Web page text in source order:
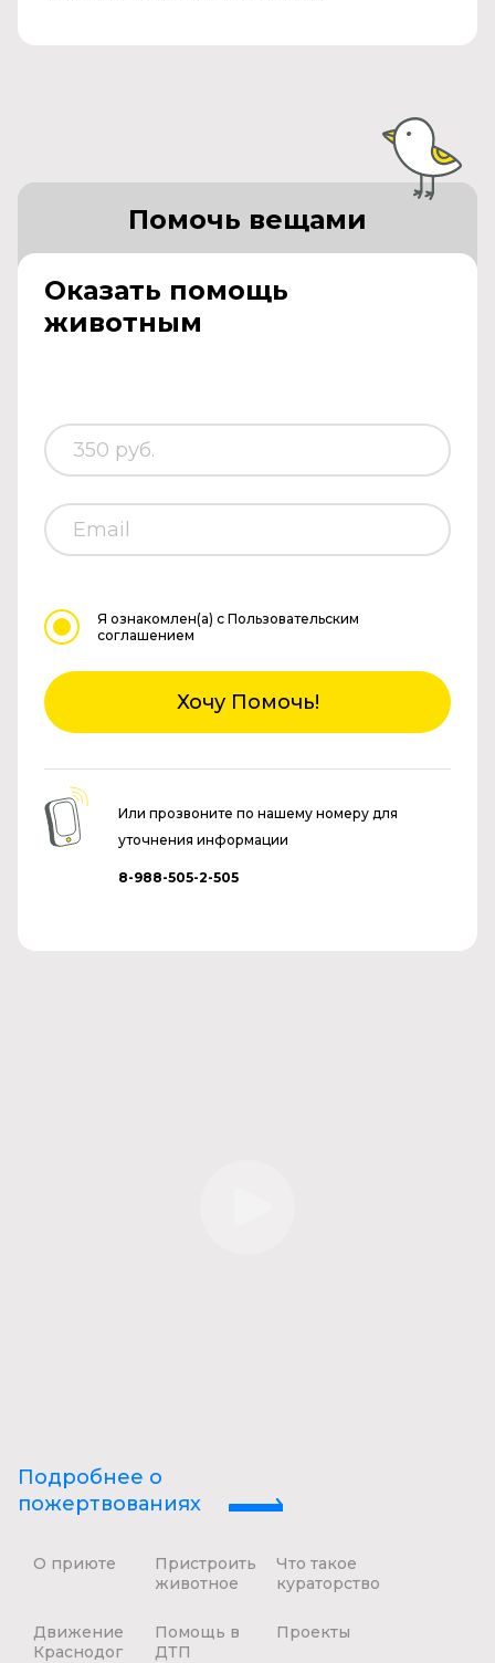
Оказать помощь
животным
Помочь вещами
Я ознакомлен(а) с Пользовательским
соглашением
Хочу Помочь!
Или прозвоните по нашему номеру для
уточнения информации
8-988-505-2-505
Подробнее о
пожертвованиях
О приюте
Пристроить
животное
Что такое
кураторство
Движение
Краснодог
Помощь в
ДТП
Проекты